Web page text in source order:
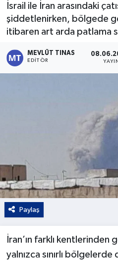
İsrail ile İran arasındaki
şiddetlenirken, bölgede
itibaren art arda patlama
MEVLÜT TINAS
EDITÖR
Paylaş
İran’ın farklı
yalnızca sınırlı
Eğitim
Tüm Manşetler